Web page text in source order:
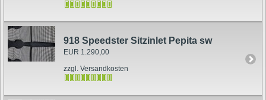
918 Speedster Sitzinlet Pepita sw
EUR 1.290,00
zzgl. Versandkosten